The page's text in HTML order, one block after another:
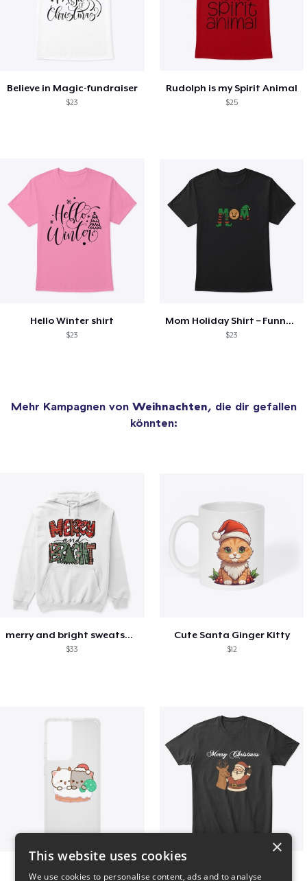
Believe in Magic-fundraiser
$23
Rudolph is my Spirit Animal
$25
Hello Winter shirt
$23
Mom Holiday Shirt – Funny Christmas Tee
$23
Mehr Kampagnen von Weihnachten, die dir gefallen
könnten:
merry and bright sweatshirt christmas
$33
Cute Santa Ginger Kitty
$12
×
This website uses cookies
We use cookies to personalise content, ads and to analyse